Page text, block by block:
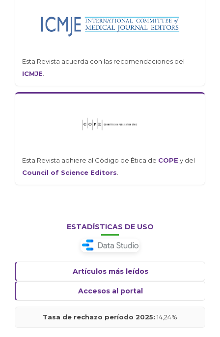
Esta Revista acuerda con las recomendaciones del
ICMJE
Esta Revista adhiere al Código de Ética de COPE y del
Council of Science Editors
ESTADÍSTICAS DE USO
Artículos más leídos
Accesos al portal
Tasa de rechazo período 2025: 14,24%